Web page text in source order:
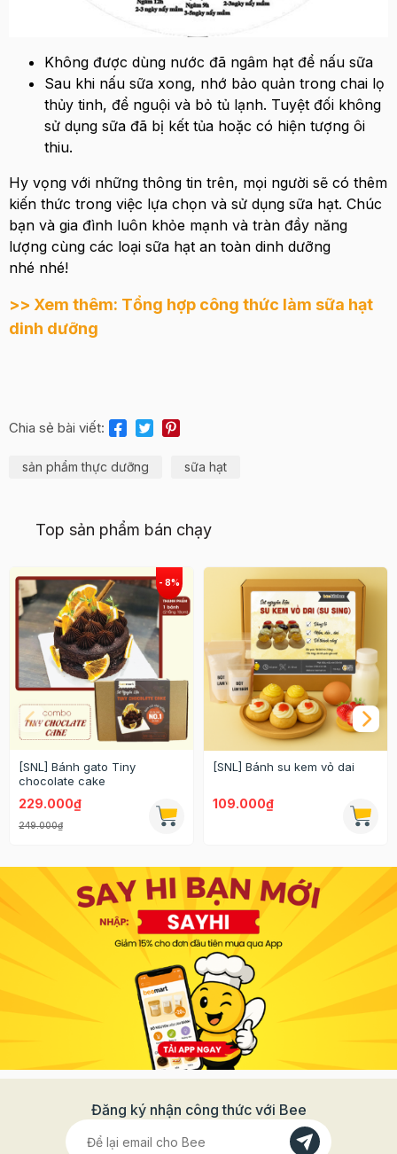
Không được dùng nước đã ngâm hạt để nấu sữa
Sau khi nấu sữa xong, nhớ bảo quản trong chai lọ
thủy tinh, để nguội và bỏ tủ lạnh. Tuyệt đối không
sử dụng sữa đã bị kết tủa hoặc có hiện tượng ôi
thiu.
Hy vọng với những thông tin trên, mọi người sẽ có thêm
kiến thức trong việc lựa chọn và sử dụng sữa hạt. Chúc
bạn và gia đình luôn khỏe mạnh và tràn đầy năng
lượng cùng các loại sữa hạt an toàn dinh dưỡng
nhé nhé!
>> Xem thêm: Tổng hợp công thức làm sữa hạt
dinh dưỡng
Chia sẻ bài viết:
sản phẩm thực dưỡng sữa hạt
Top sản phẩm bán chạy
[SNL] Bánh gato Tiny
chocolate cake
229.000₫
249.000₫
[SNL] Bánh su kem vỏ dai
109.000₫
Đăng ký nhận công thức với Bee